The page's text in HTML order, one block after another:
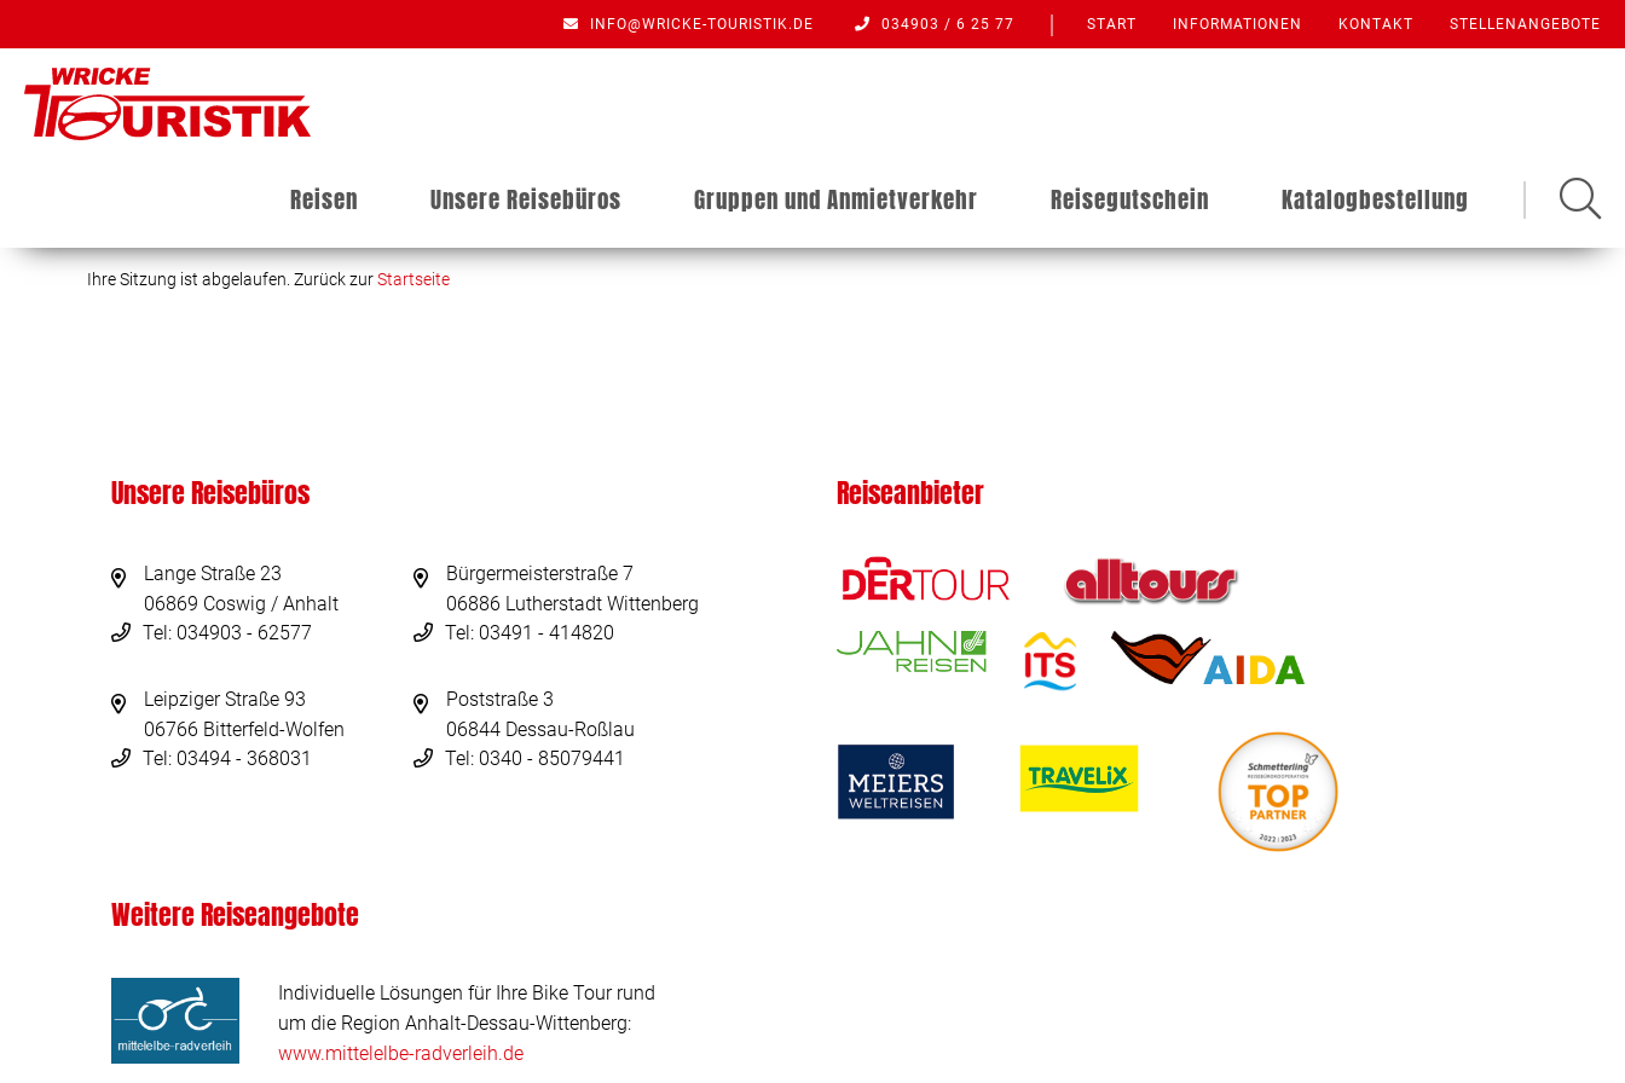
INFO@WRICKE-TOURISTIK.DE 034903 / 6 25 77 START INFORMATIONEN KONTAKT STELLENANGEBOTE
Reisen Unsere Reisebüros Gruppen und Anmietverkehr Reisegutschein Katalogbestellung
Ihre Sitzung ist abgelaufen. Zurück zurStartseite
Unsere Reisebüros
Lange Straße 23
06869 Coswig / Anhalt
Tel: 034903 - 62577
Bürgermeisterstraße 7
06886 Lutherstadt Wittenberg
Tel: 03491 - 414820
Leipziger Straße 93
06766 Bitterfeld-Wolfen
Tel: 03494 - 368031
Poststraße 3
06844 Dessau-Roßlau
Tel: 0340 - 85079441
Reiseanbieter
Weitere Reiseangebote
Individuelle Lösungen für Ihre Bike Tour rund
um die Region Anhalt-Dessau-Wittenberg:
www.mittelelbe-radverleih.de